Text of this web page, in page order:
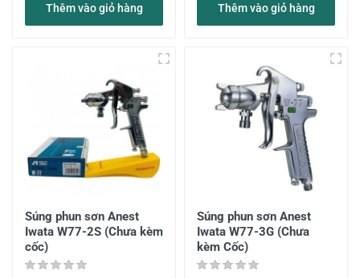
Thêm vào giỏ hàng Thêm vào giỏ hàng
Súng phun sơn Anest
Iwata W77-2S (Chưa kèm
cốc)
Súng phun sơn Anest
Iwata W77-3G (Chưa
kèm Cốc)